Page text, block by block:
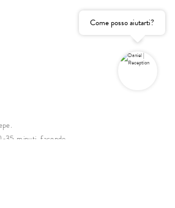
35 minuti, facendo
Come posso aiutarti?